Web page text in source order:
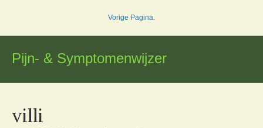
inhoud
Vorige Pagina.
Pijn- & Symptomenwijzer
villi